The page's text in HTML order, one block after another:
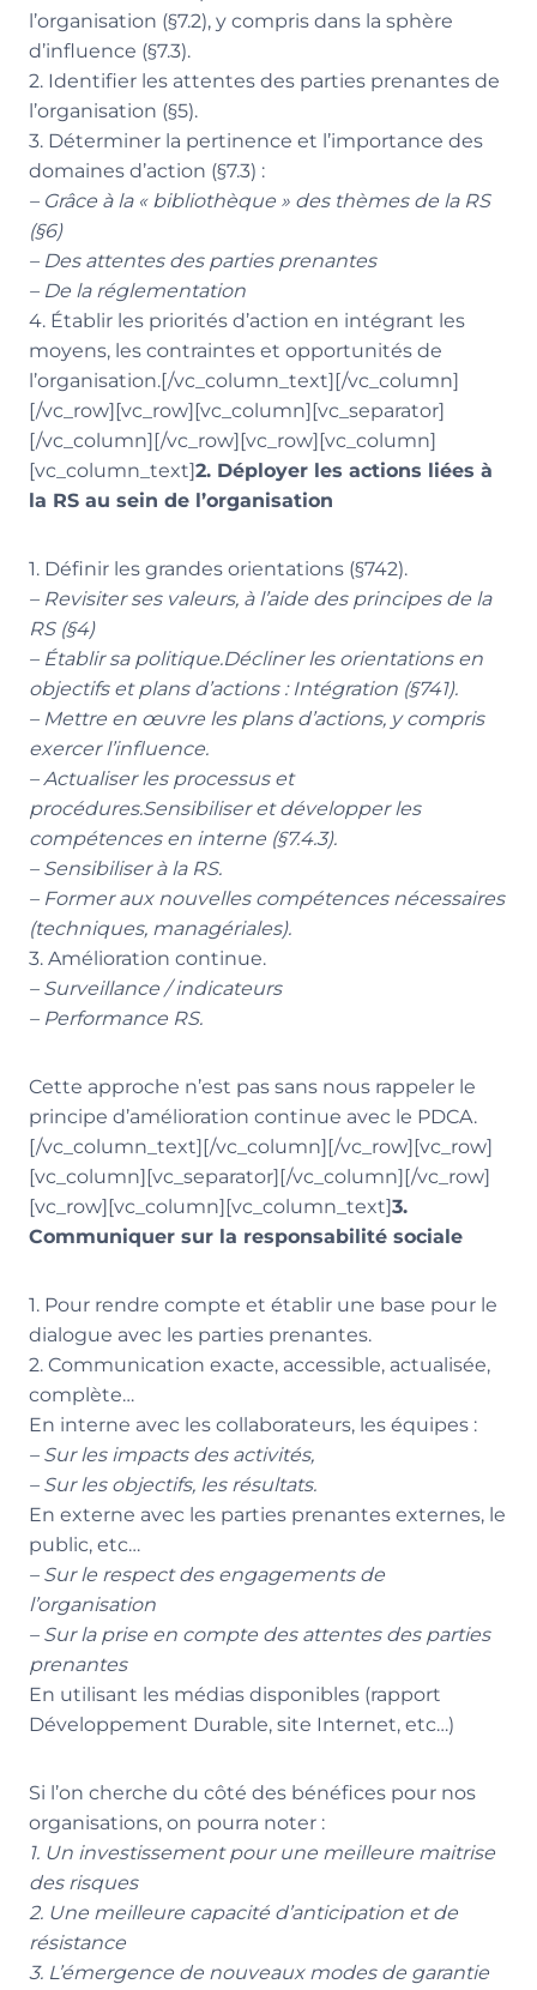
l’organisation (§7.2), y compris dans la sphère
d’influence (§7.3).
2. Identifier les attentes des parties prenantes de
l’organisation (§5).
3. Déterminer la pertinence et l’importance des
domaines d’action (§7.3) :
– Grâce à la « bibliothèque » des thèmes de la RS
(§6)
– Des attentes des parties prenantes
– De la réglementation
4. Établir les priorités d’action en intégrant les
moyens, les contraintes et opportunités de
l’organisation.[/vc_column_text][/vc_column]
[/vc_row][vc_row][vc_column][vc_separator]
[/vc_column][/vc_row][vc_row][vc_column]
[vc_column_text]2. Déployer les actions liées à
la RS au sein de l’organisation
1. Définir les grandes orientations (§742).
– Revisiter ses valeurs, à l’aide des principes de la
RS (§4)
– Établir sa politique.Décliner les orientations en
objectifs et plans d’actions : Intégration (§741).
– Mettre en œuvre les plans d’actions, y compris
exercer l’influence.
– Actualiser les processus et
procédures.Sensibiliser et développer les
compétences en interne (§7.4.3).
– Sensibiliser à la RS.
– Former aux nouvelles compétences nécessaires
(techniques, managériales).
3. Amélioration continue.
– Surveillance / indicateurs
– Performance RS.
Cette approche n’est pas sans nous rappeler le
principe d’amélioration continue avec le PDCA.
[/vc_column_text][/vc_column][/vc_row][vc_row]
[vc_column][vc_separator][/vc_column][/vc_row]
[vc_row][vc_column][vc_column_text]3.
Communiquer sur la responsabilité sociale
1. Pour rendre compte et établir une base pour le
dialogue avec les parties prenantes.
2. Communication exacte, accessible, actualisée,
complète…
En interne avec les collaborateurs, les équipes :
– Sur les impacts des activités,
– Sur les objectifs, les résultats.
En externe avec les parties prenantes externes, le
public, etc…
– Sur le respect des engagements de
l’organisation
– Sur la prise en compte des attentes des parties
prenantes
En utilisant les médias disponibles (rapport
Développement Durable, site Internet, etc…)
Si l’on cherche du côté des bénéfices pour nos
organisations, on pourra noter :
1. Un investissement pour une meilleure maitrise
des risques
2. Une meilleure capacité d’anticipation et de
résistance
3. L’émergence de nouveaux modes de garantie